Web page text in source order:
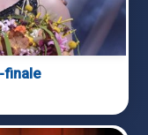
finale